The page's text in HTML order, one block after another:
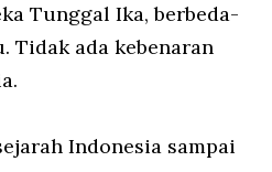
Tunggal Ika, berbeda-
Tidak ada kebenaran
Indonesia sampai